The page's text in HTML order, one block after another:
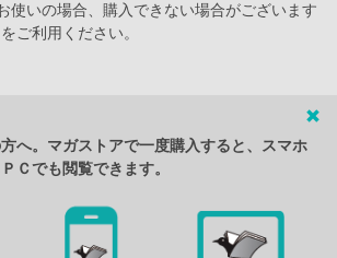
使いの場合、購入できない場合がございます
ご利用ください。
へ。マガストアで一度購入すると、スマホ
Ｃでも閲覧できます。